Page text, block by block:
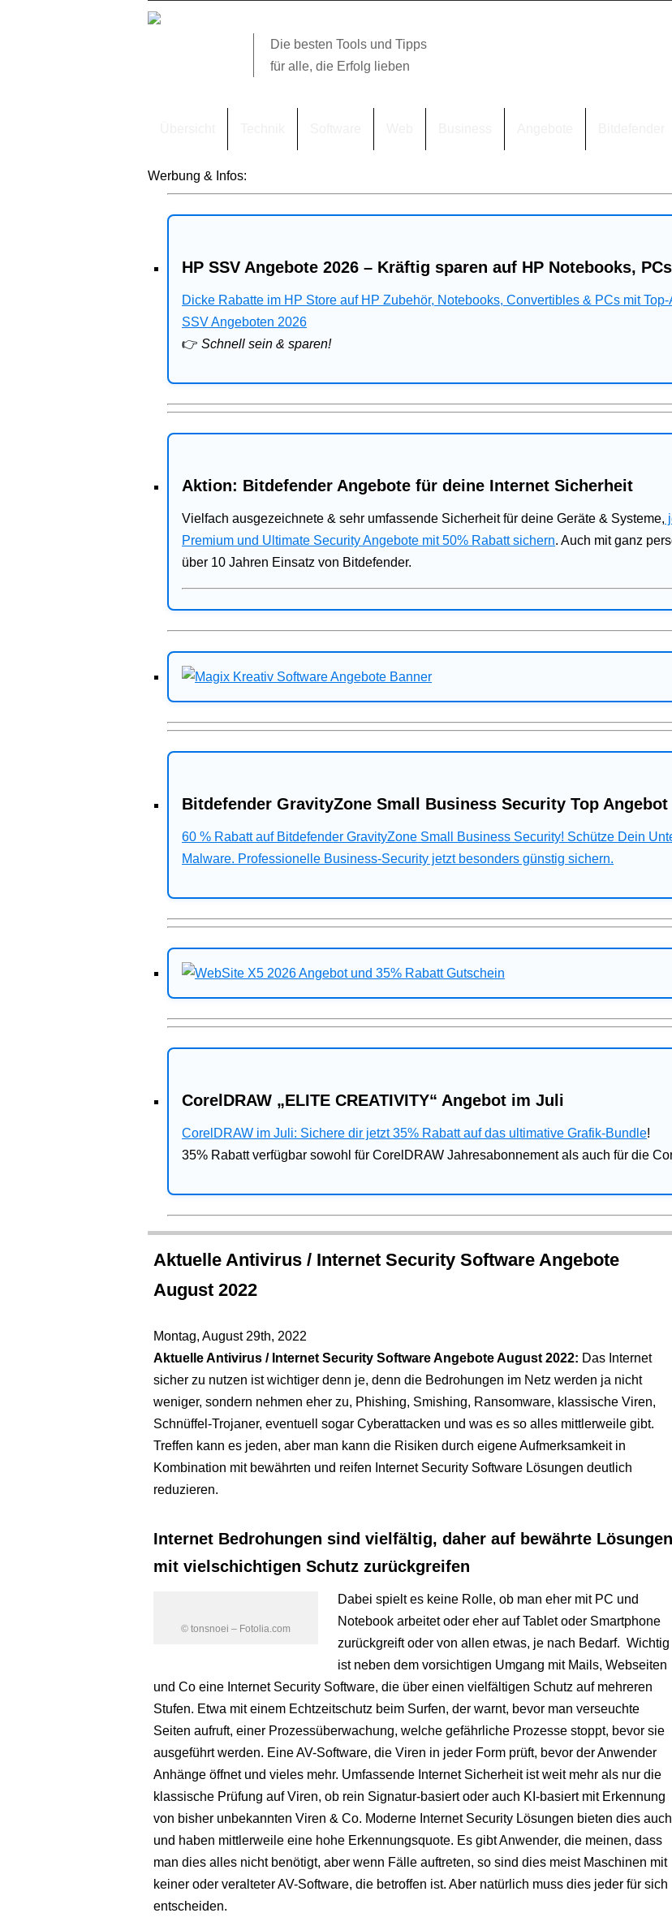
Die besten Tools und Tipps
für alle, die Erfolg lieben
Werbung & Infos:
HP SSV Angebote 2026 – Kräftig sparen auf HP Notebooks,
Dicke Rabatte im HP Store auf HP Zubehör, Notebooks, Convertibles & PCs mit
SSV Angeboten 2026
👉 Schnell sein & sparen!
Aktion: Bitdefender Angebote für deine Internet Sicherheit
Vielfach ausgezeichnete & sehr umfassende Sicherheit für deine Geräte & Systeme,
Premium und Ultimate Security Angebote mit 50% Rabatt sichern. Auch mit ganz
über 10 Jahren Einsatz von Bitdefender.
Bitdefender GravityZone Small Business Security Top Angebot
60 % Rabatt auf Bitdefender GravityZone Small Business Security! Schütze Dein
Malware. Professionelle Business-Security jetzt besonders günstig sichern.
CorelDRAW „ELITE CREATIVITY“ Angebot im Juli
CorelDRAW im Juli: Sichere dir jetzt 35% Rabatt auf das ultimative Grafik-Bundle!
35% Rabatt verfügbar sowohl für CorelDRAW Jahresabonnement als auch für die
Aktuelle Antivirus / Internet Security Software Angebote
August 2022
Montag, August 29th, 2022
Aktuelle Antivirus / Internet Security Software Angebote August 2022: Das Internet
sicher zu nutzen ist wichtiger denn je, denn die Bedrohungen im Netz werden ja nicht
weniger, sondern nehmen eher zu, Phishing, Smishing, Ransomware, klassische Viren,
Schnüffel-Trojaner, eventuell sogar Cyberattacken und was es so alles mittlerweile gibt.
Treffen kann es jeden, aber man kann die Risiken durch eigene Aufmerksamkeit in
Kombination mit bewährten und reifen Internet Security Software Lösungen deutlich
reduzieren.
Internet Bedrohungen sind vielfältig, daher auf bewährte Lösungen
mit vielschichtigen Schutz zurückgreifen
© tonsnoei – Fotolia.com
Dabei spielt es keine Rolle, ob man eher mit PC und
Notebook arbeitet oder eher auf Tablet oder Smartphone
zurückgreift oder von allen etwas, je nach Bedarf. Wichtig
ist neben dem vorsichtigen Umgang mit Mails, Webseiten
und Co eine Internet Security Software, die über einen vielfältigen Schutz auf mehreren
Stufen. Etwa mit einem Echtzeitschutz beim Surfen, der warnt, bevor man verseuchte
Seiten aufruft, einer Prozessüberwachung, welche gefährliche Prozesse stoppt, bevor sie
ausgeführt werden. Eine AV-Software, die Viren in jeder Form prüft, bevor der Anwender
Anhänge öffnet und vieles mehr. Umfassende Internet Sicherheit ist weit mehr als nur die
klassische Prüfung auf Viren, ob rein Signatur-basiert oder auch KI-basiert mit Erkennung
von bisher unbekannten Viren & Co. Moderne Internet Security Lösungen bieten dies auch
und haben mittlerweile eine hohe Erkennungsquote. Es gibt Anwender, die meinen, dass
man dies alles nicht benötigt, aber wenn Fälle auftreten, so sind dies meist Maschinen mit
keiner oder veralteter AV-Software, die betroffen ist. Aber natürlich muss dies jeder für sich
entscheiden.